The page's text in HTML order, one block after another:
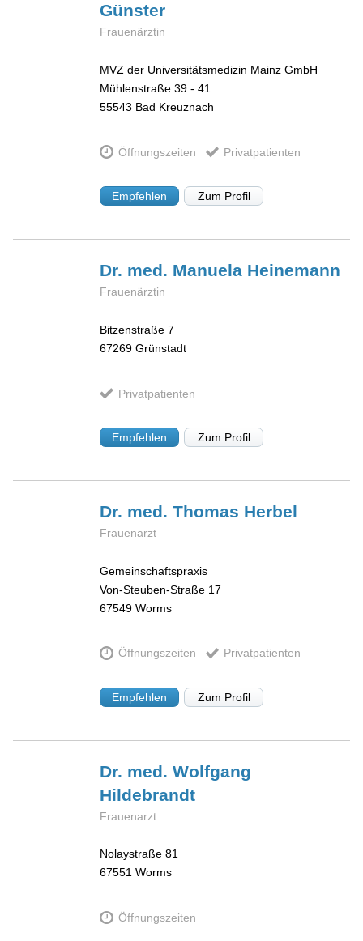
Günster
Frauenärztin
MVZ der Universitätsmedizin Mainz GmbH
Mühlenstraße 39 - 41
55543 Bad Kreuznach
Öffnungszeiten Privatpatienten
Empfehlen Zum Profil
Dr. med. Manuela Heinemann
Frauenärztin
Bitzenstraße 7
67269 Grünstadt
Privatpatienten
Empfehlen Zum Profil
Dr. med. Thomas Herbel
Frauenarzt
Gemeinschaftspraxis
Von-Steuben-Straße 17
67549 Worms
Öffnungszeiten Privatpatienten
Empfehlen Zum Profil
Dr. med. Wolfgang
Hildebrandt
Frauenarzt
Nolaystraße 81
67551 Worms
Öffnungszeiten